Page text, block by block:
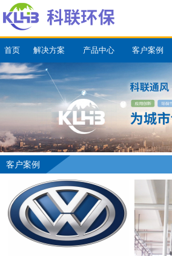
首页 解决方案 产品中心 客户案例
客户案例